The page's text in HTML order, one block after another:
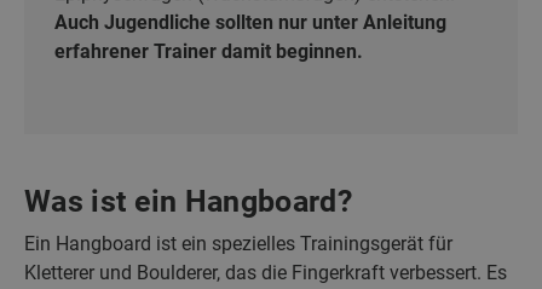
Auch Jugendliche sollten nur unter Anleitung
erfahrener Trainer damit beginnen.
Was ist ein Hangboard?
Ein Hangboard ist ein spezielles Trainingsgerät für
Kletterer und Boulderer, das die Fingerkraft verbessert. Es